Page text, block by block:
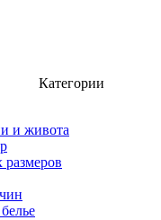
Категории
и живота